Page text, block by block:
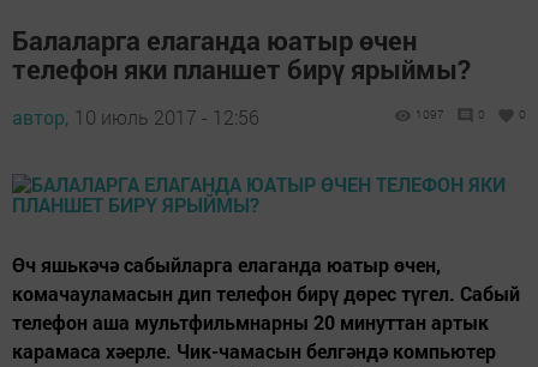
Балаларга елаганда юатыр өчен
телефон яки планшет бирү ярыймы?
автор, 10 июль 2017 - 12:56 1097 0 0
Өч яшькәчә сабыйларга елаганда юатыр өчен,
комачауламасын дип телефон бирү дөрес түгел. Сабый
телефон аша мультфильмнарны 20 минуттан артык
карамаса хәерле. Чик-чамасын белгәндә компьютер